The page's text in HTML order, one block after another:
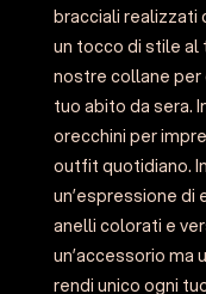
bracciali realizzati
un tocco di stile al
nostre collane per
tuo abito da sera.
orecchini per
outfit quotidiano.
un’espressione di
anelli colorati e
un’accessorio ma
rendi unico ogni